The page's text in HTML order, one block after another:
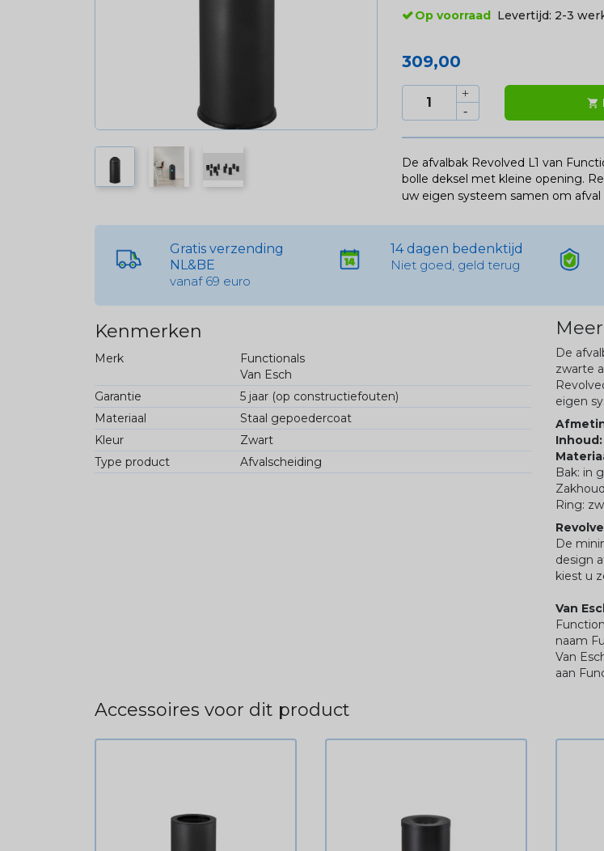
Op voorraad Levertijd: 2-3
309,00

De afvalbak Revolved L1 van
bolle deksel met kleine opening.
uw eigen systeem samen om afval
Gratis verzending
NL&BE
vanaf 69 euro
14 dagen bedenktijd
Niet goed, geld terug
Kenmerken
Merk
Functionals
Van Esch
Garantie
5 jaar (op constructiefouten)
Materiaal
Staal gepoedercoat
Kleur
Zwart
Type product
Afvalscheiding
De
zwarte
eigen
Inhoud:
Bak: in
Ring:
De
design
kiest u
Van
naam
Van
aan
Accessoires voor dit product